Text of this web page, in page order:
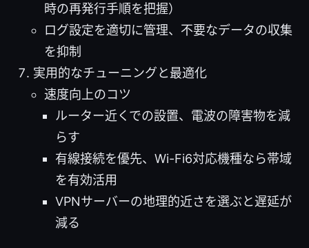
時の再発行手順を把握）
ログ設定を適切に管理、不要なデータの収集
を抑制
実用的なチューニングと最適化
速度向上のコツ
ルーター近くでの設置、電波の障害物を減
らす
有線接続を優先、Wi-Fi6対応機種なら帯域
を有効活用
VPNサーバーの地理的近さを選ぶと遅延が
減る